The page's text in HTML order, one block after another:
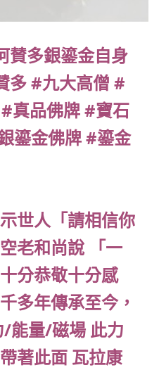
賛多銀鎏金自身
多 #九大高僧 #
真品佛牌 #寶石
鎏金佛牌 #鎏金
世人「請相信你
老和尚說 「一
分恭敬十分感
多年傳承至今，
能量/磁場 此力
著此面 瓦拉康